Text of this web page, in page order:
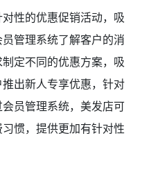
性的优惠促销活动，吸
管理系统了解客户的消
定不同的优惠方案，吸
出新人专享优惠，针对
员管理系统，美发店可
惯，提供更加有针对性